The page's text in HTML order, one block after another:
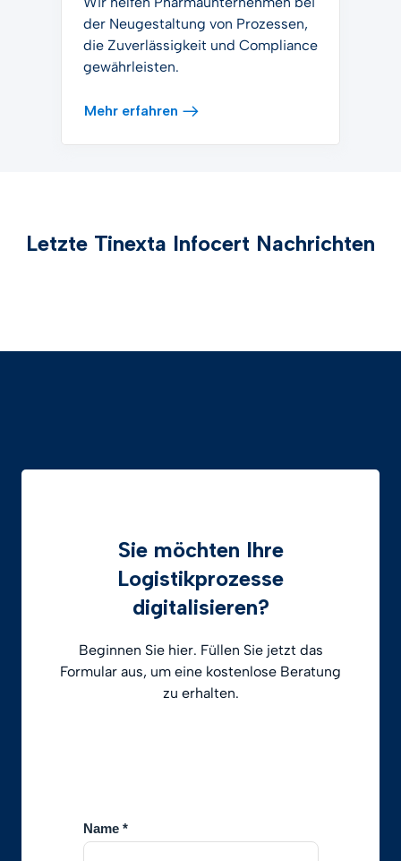
der Neugestaltung von Prozessen,
die Zuverlässigkeit und Compliance
gewährleisten.
Mehr erfahren
Letzte Tinexta Infocert Nachrichten
Sie möchten Ihre
Logistikprozesse
digitalisieren?
Beginnen Sie hier. Füllen Sie jetzt das
Formular aus, um eine kostenlose Beratung
zu erhalten.